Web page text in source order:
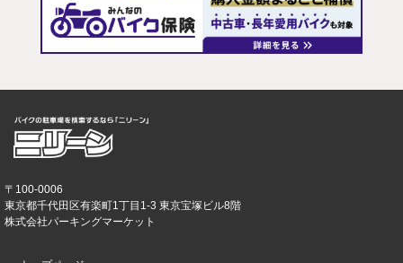
〒100-0006
東京都千代田区有楽町1丁目1-3 東京宝塚ビル8階
株式会社パーキングマーケット